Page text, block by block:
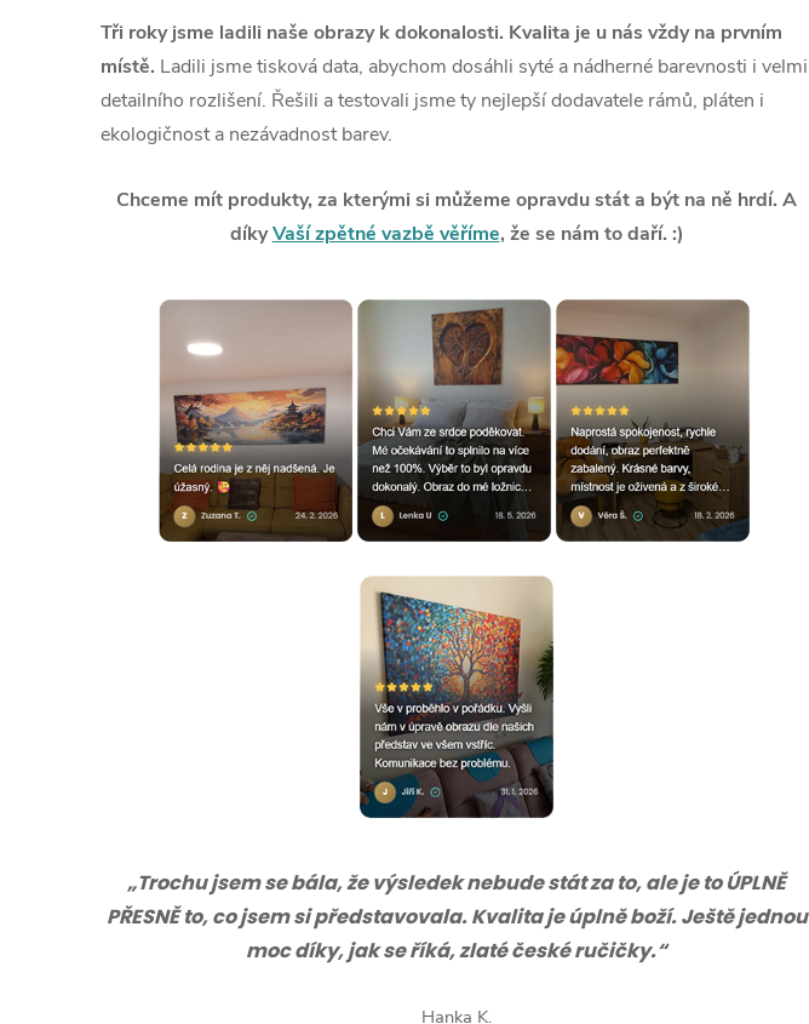
Tři roky jsme ladili naše obrazy k dokonalosti. Kvalita je u nás vždy na prvním
místě. Ladili jsme tisková data, abychom dosáhli syté a nádherné barevnosti i velmi
detailního rozlišení. Řešili a testovali jsme ty nejlepší dodavatele rámů, pláten i
ekologičnost a nezávadnost barev.
Chceme mít produkty, za kterými si můžeme opravdu stát a být na ně hrdí. A
díkyVaší zpětné vazbě věříme, že se nám to daří. :)
„Trochu jsem se bála, že výsledek nebude stát za to, ale je to ÚPLNĚ
PŘESNĚ to, co jsem si představovala. Kvalita je úplně boží. Ještě jednou
moc díky, jak se říká, zlaté české ručičky.“
Hanka K.